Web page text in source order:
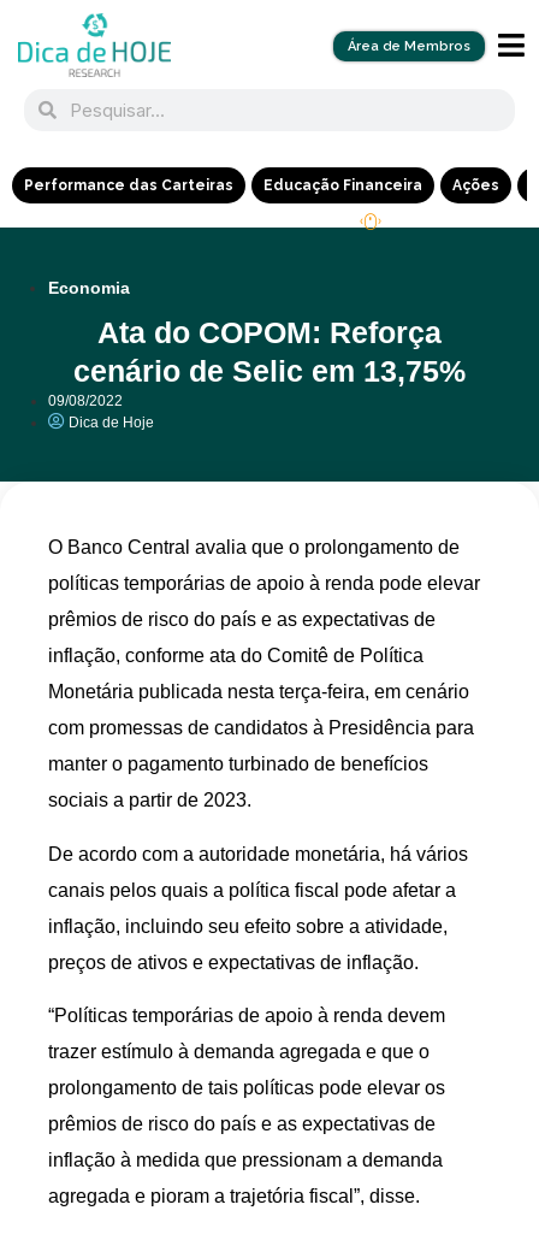
Área de Membros
Performance das Carteiras Educação Financeira Ações
Economia
Ata do COPOM: Reforça
cenário de Selic em 13,75%
09/08/2022
Dica de Hoje
O Banco Central avalia que o prolongamento de
políticas temporárias de apoio à renda pode elevar
prêmios de risco do país e as expectativas de
inflação, conforme ata do Comitê de Política
Monetária publicada nesta terça-feira, em cenário
com promessas de candidatos à Presidência para
manter o pagamento turbinado de benefícios
sociais a partir de 2023.
De acordo com a autoridade monetária, há vários
canais pelos quais a política fiscal pode afetar a
inflação, incluindo seu efeito sobre a atividade,
preços de ativos e expectativas de inflação.
“Políticas temporárias de apoio à renda devem
trazer estímulo à demanda agregada e que o
prolongamento de tais políticas pode elevar os
prêmios de risco do país e as expectativas de
inflação à medida que pressionam a demanda
agregada e pioram a trajetória fiscal”, disse.